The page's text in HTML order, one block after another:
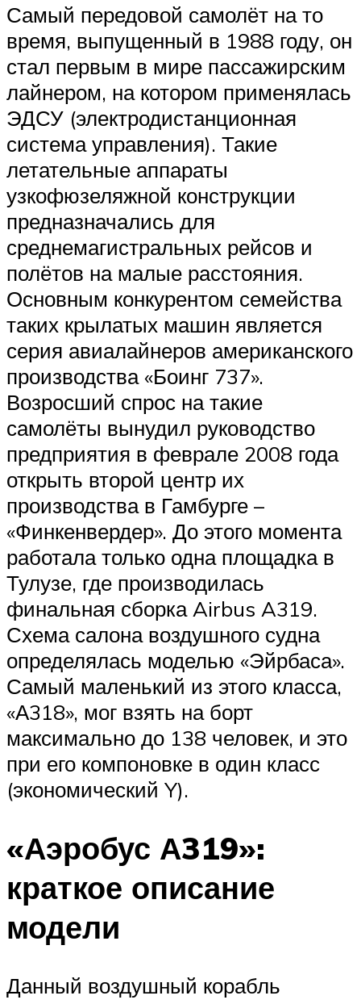
Самый передовой самолёт на то
время, выпущенный в 1988 году, он
стал первым в мире пассажирским
лайнером, на котором применялась
ЭДСУ (электродистанционная
система управления). Такие
летательные аппараты
узкофюзеляжной конструкции
предназначались для
среднемагистральных рейсов и
полётов на малые расстояния.
Основным конкурентом семейства
таких крылатых машин является
серия авиалайнеров американского
производства «Боинг 737».
Возросший спрос на такие
самолёты вынудил руководство
предприятия в феврале 2008 года
открыть второй центр их
производства в Гамбурге –
«Финкенвердер». До этого момента
работала только одна площадка в
Тулузе, где производилась
финальная сборка Airbus A319.
Схема салона воздушного судна
определялась моделью «Эйрбаса».
Самый маленький из этого класса,
«А318», мог взять на борт
максимально до 138 человек, и это
при его компоновке в один класс
(экономический Y).
«Аэробус А319»:
краткое описание
модели
Данный воздушный корабль